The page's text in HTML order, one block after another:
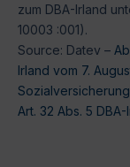
zum DBA-Irland
10003 :001).
Source: Datev –
Irland vom 7.
Art. 32 Abs. 5 DBA-